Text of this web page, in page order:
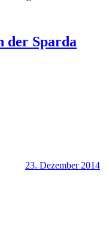
der Sparda
23. Dezember 2014